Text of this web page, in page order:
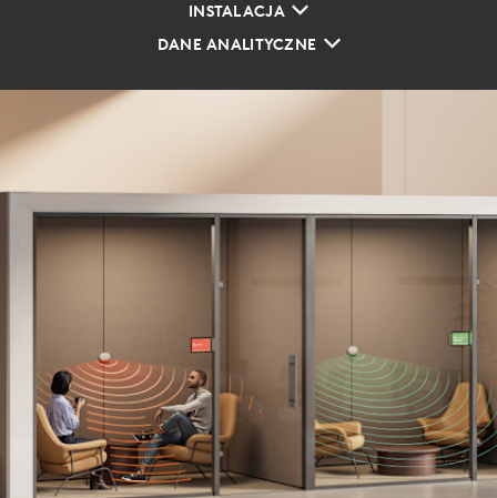
INSTALACJA
DANE ANALITYCZNE